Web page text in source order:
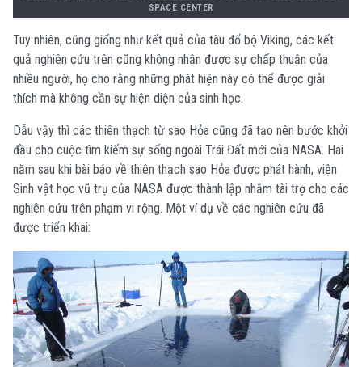
SPACE CENTER
Tuy nhiên, cũng giống như kết quả của tàu đổ bộ Viking, các kết
quả nghiên cứu trên cũng không nhận được sự chấp thuận của
nhiều người, họ cho rằng những phát hiện này có thể được giải
thích mà không cần sự hiện diện của sinh học.
Dẫu vậy thì các thiên thạch từ sao Hỏa cũng đã tạo nên bước khởi
đầu cho cuộc tìm kiếm sự sống ngoài Trái Đất mới của NASA. Hai
năm sau khi bài báo về thiên thạch sao Hỏa được phát hành, viện
Sinh vật học vũ trụ của NASA được thành lập nhằm tài trợ cho các
nghiên cứu trên phạm vi rộng. Một ví dụ về các nghiên cứu đã
được triển khai: